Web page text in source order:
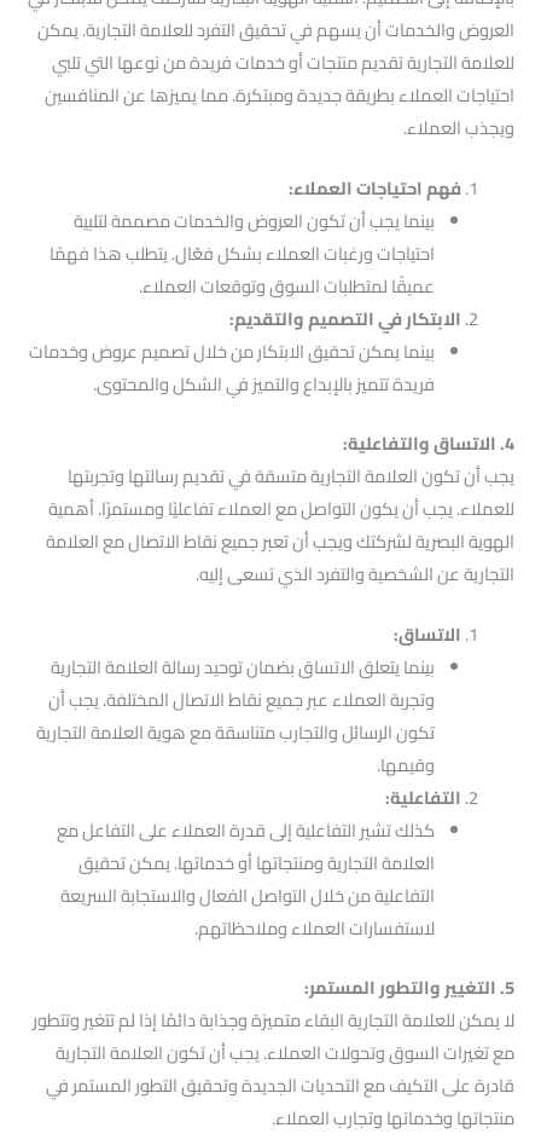
العروض والخدمات أن يسهم في تحقيق التفرد للعلامة التجارية. يمكن
للعلامة التجارية تقديم منتجات أو خدمات فريدة من نوعها التي تلبي
احتياجات العملاء بطريقة جديدة ومبتكرة. مما يميزها عن المنافسين
ويجذب العملاء.
فهم احتياجات العملاء:
بينما يجب أن تكون العروض والخدمات مصممة لتلبية
احتياجات ورغبات العملاء بشكل فعّال. يتطلب هذا فهمًا
عميقًا لمتطلبات السوق وتوقعات العملاء.
الابتكار في التصميم والتقديم:
بينما يمكن تحقيق الابتكار من خلال تصميم عروض وخدمات
فريدة تتميز بالإبداع والتميز في الشكل والمحتوى.
4. الاتساق والتفاعلية:
يجب أن تكون العلامة التجارية متسقة في تقديم رسالتها وتجربتها
للعملاء. يجب أن يكون التواصل مع العملاء تفاعليًا ومستمرًا. أهمية
الهوية البصرية لشركتك ويجب أن تعبر جميع نقاط الاتصال مع العلامة
التجارية عن الشخصية والتفرد الذي تسعى إليه.
الاتساق:
بينما يتعلق الاتساق بضمان توحيد رسالة العلامة التجارية
وتجربة العملاء عبر جميع نقاط الاتصال المختلفة. يجب أن
تكون الرسائل والتجارب متناسقة مع هوية العلامة التجارية
وقيمها.
التفاعلية:
كذلك تشير التفاعلية إلى قدرة العملاء على التفاعل مع
العلامة التجارية ومنتجاتها أو خدماتها. يمكن تحقيق
التفاعلية من خلال التواصل الفعال والاستجابة السريعة
لاستفسارات العملاء وملاحظاتهم.
5. التغيير والتطور المستمر:
لا يمكن للعلامة التجارية البقاء متميزة وجذابة دائمًا إذا لم تتغير وتتطور
مع تغيرات السوق وتحولات العملاء. يجب أن تكون العلامة التجارية
قادرة على التكيف مع التحديات الجديدة وتحقيق التطور المستمر في
منتجاتها وخدماتها وتجارب العملاء.